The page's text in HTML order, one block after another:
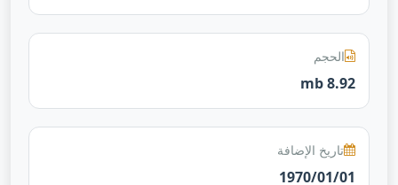
الحجم
8.92 mb
تاريخ الإضافة
1970/01/01